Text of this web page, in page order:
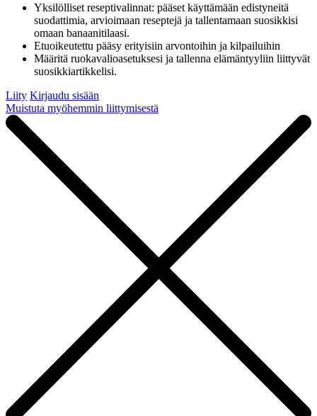
Yksilölliset reseptivalinnat: pääset käyttämään edistyneitä
suodattimia, arvioimaan reseptejä ja tallentamaan suosikkisi
omaan banaanitilaasi.
Etuoikeutettu pääsy erityisiin arvontoihin ja kilpailuihin
Määritä ruokavalioasetuksesi ja tallenna elämäntyyliin liittyvät
suosikkiartikkelisi.
Liity Kirjaudu sisään
Muistuta myöhemmin liittymisestä